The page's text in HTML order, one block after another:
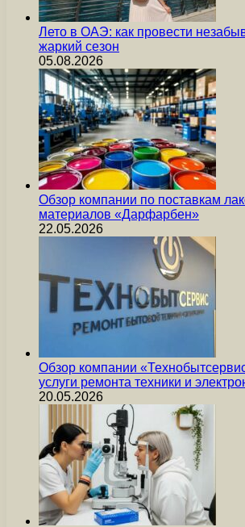
Лето в ОАЭ: как провести
жаркий сезон
05.08.2026
Обзор компании по поставкам
материалов «Дарфарбен»
22.05.2026
Обзор компании
услуги ремонта техники и
20.05.2026